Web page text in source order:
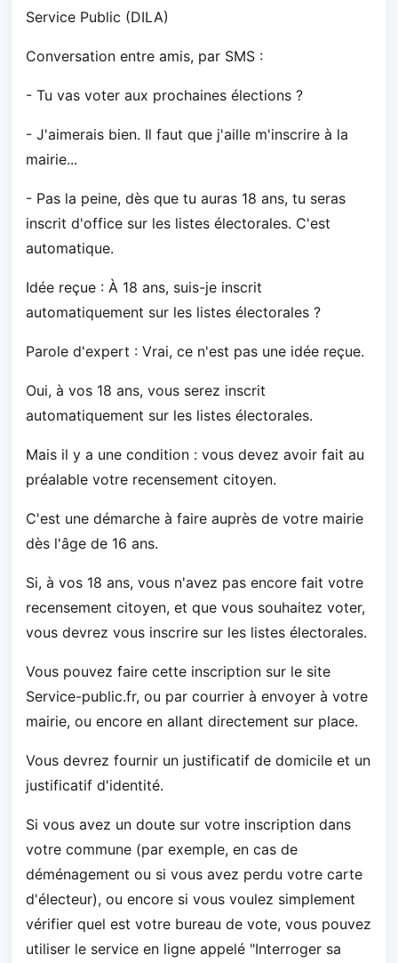
Service Public (DILA)
Conversation entre amis, par SMS :
- Tu vas voter aux prochaines élections ?
- J'aimerais bien. Il faut que j'aille m'inscrire à la
mairie...
- Pas la peine, dès que tu auras 18 ans, tu seras
inscrit d'office sur les listes électorales. C'est
automatique.
Idée reçue : À 18 ans, suis-je inscrit
automatiquement sur les listes électorales ?
Parole d'expert : Vrai, ce n'est pas une idée reçue.
Oui, à vos 18 ans, vous serez inscrit
automatiquement sur les listes électorales.
Mais il y a une condition : vous devez avoir fait au
préalable votre recensement citoyen.
C'est une démarche à faire auprès de votre mairie
dès l'âge de 16 ans.
Si, à vos 18 ans, vous n'avez pas encore fait votre
recensement citoyen, et que vous souhaitez voter,
vous devrez vous inscrire sur les listes électorales.
Vous pouvez faire cette inscription sur le site
Service-public.fr, ou par courrier à envoyer à votre
mairie, ou encore en allant directement sur place.
Vous devrez fournir un justificatif de domicile et un
justificatif d'identité.
Si vous avez un doute sur votre inscription dans
votre commune (par exemple, en cas de
déménagement ou si vous avez perdu votre carte
d'électeur), ou encore si vous voulez simplement
vérifier quel est votre bureau de vote, vous pouvez
utiliser le service en ligne appelé "Interroger sa